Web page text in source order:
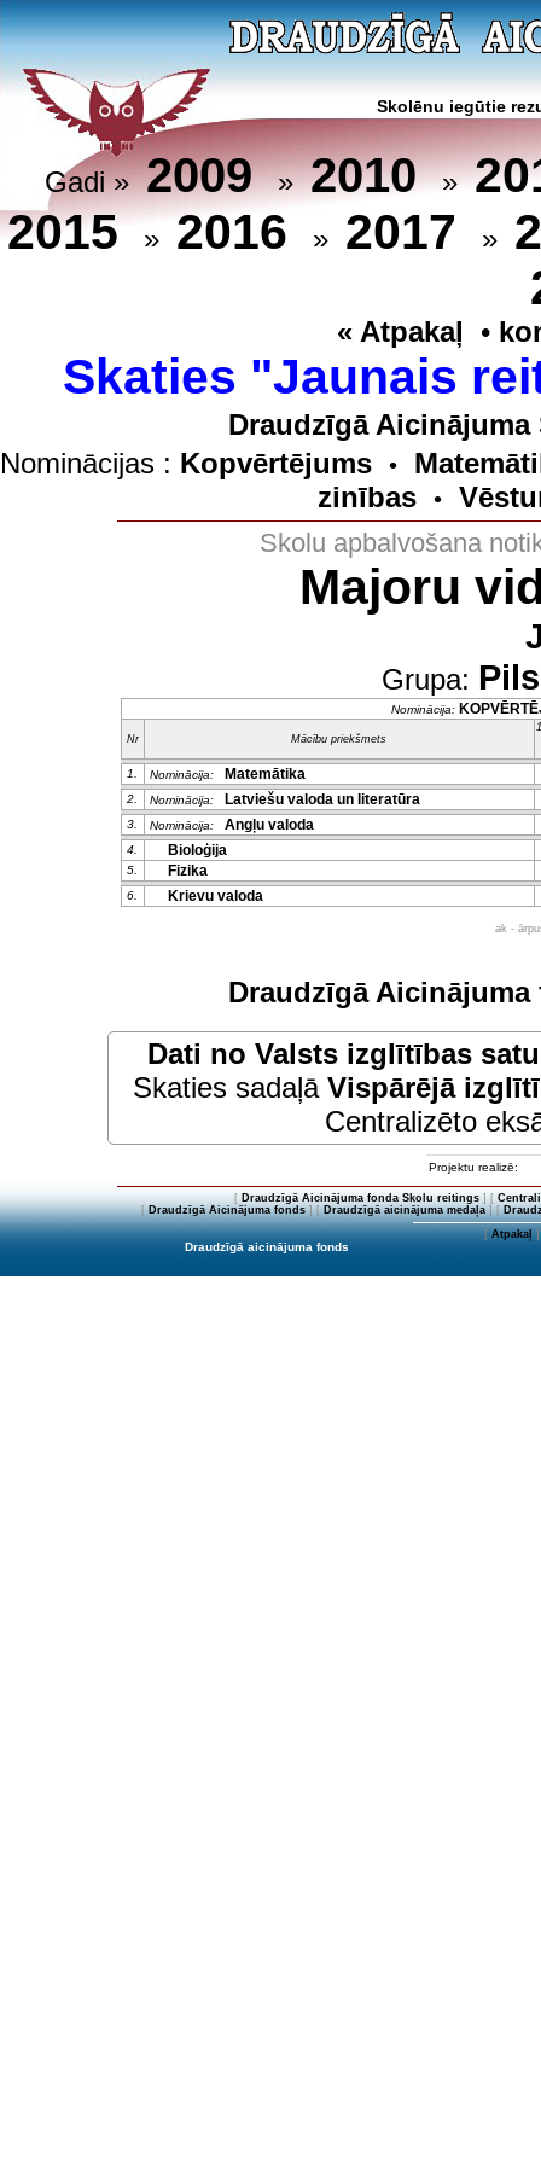
Skolēnu iegūtie
Gadi »2009»2010»
2015 » 2016 » 2017 »
« Atpakaļ •
Skaties "Jaunais
Draudzīgā
Nominācijas : Kopvērtējums •
zinības
•
Skolu apbalvošana
Majoru
Grupa:
Nominācija:
Nr Mācību priekšmets
1. Nominācija: Matemātika
2. Nominācija: Latviešu valoda un literatūra
3. Nominācija: Angļu valoda
4. Bioloģija
5. Fizika
6. Krievu valoda
ak -
Draudzīgā
Dati no Valsts izglītības
Skaties sadaļā Vispārējā
Centralizēto
Projektu realizē:
[ Draudzīgā Aicinājuma fonda Skolu reitings] [
[Draudzīgā Aicinājuma fonds] [Draudzīgā aicinājuma medaļa] [
[Atpakaļ]
Draudzīgā aicinājuma fonds